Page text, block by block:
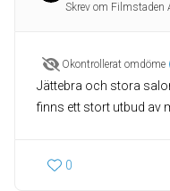
Skrev om Filmstaden
Okontrollerat omdöme
Jättebra och stora
finns ett stort utbud av
0